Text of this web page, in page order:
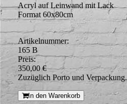
Acryl auf Leinwand mit Lack
Format 60x80cm
Artikelnummer:
165 B
Preis:
350,00 €
Zuzüglich Porto und Verpackung.
In den Warenkorb